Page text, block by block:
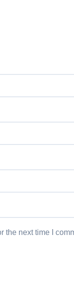
the next time I